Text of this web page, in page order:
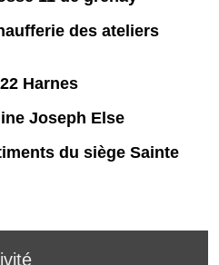
des ateliers
Harnes
Joseph Else
du siège Sainte